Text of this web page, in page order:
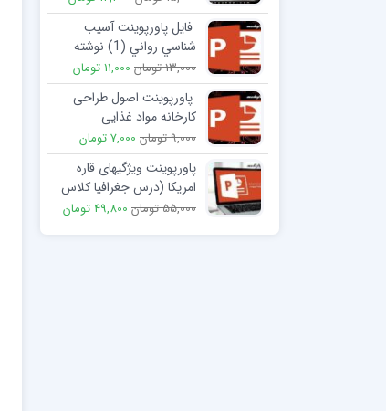
و پاره ای و مدل سازی
فایل پاورپوینت آسيب
شناسي رواني (1) نوشته‌
ديويسون، نيل و كرينگ
13,000 تومان 11,000 تومان
پاورپوینت اصول طراحی
کارخانه مواد غذایی
9,000 تومان 7,000 تومان
پاورپوینت ویژگیهای قاره
امریکا (درس جغرافیا کلاس
هشتم)
55,000 تومان 49,800 تومان